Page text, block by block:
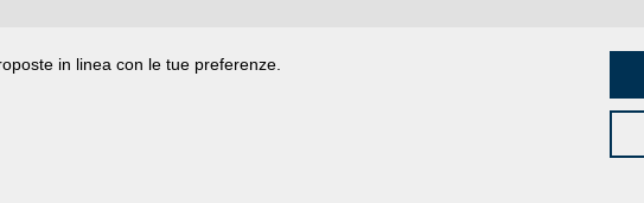
in linea con le tue preferenze.